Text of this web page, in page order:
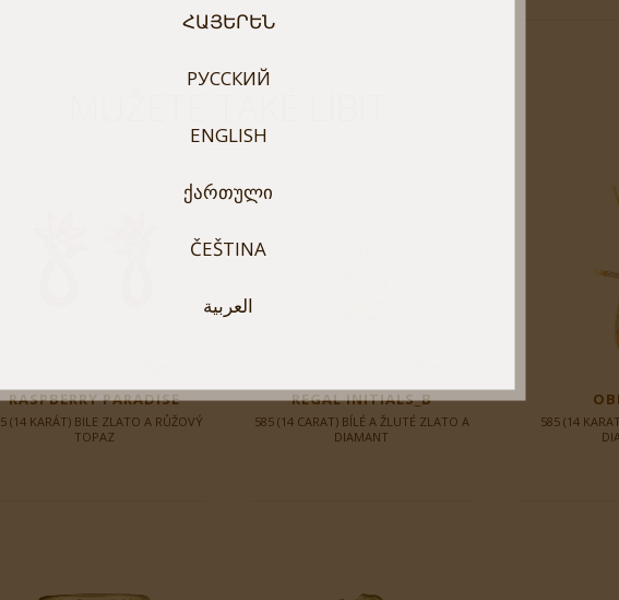
RASPBERRY PARADISE
(14 KARÁT) BILE ZLATO A RŮŽOVÝ
TOPAZ
REGAL INITIALS_B
585 (14 CARAT) BÍLÉ A ŽLUTÉ ZLATO A
DIAMANT
585 (14
ՀԱՅԵՐԵՆ
РУССКИЙ
ENGLISH
ᲥᲐᲠᲗᲣᲚᲘ
ČEŠTINA
العربية